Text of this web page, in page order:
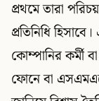
প্রথমে তারা
প্রতিনিধি
কোম্পানির কর্মী
ফোনে বা